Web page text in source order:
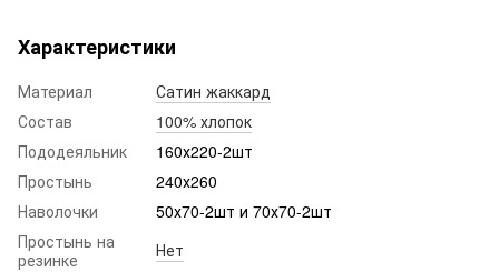
Характеристики
Материал
Сатин жаккард
Состав
100% хлопок
Пододеяльник
160х220-2шт
Простынь
240х260
Наволочки
50х70-2шт и 70х70-2шт
Простынь на
резинке
Нет